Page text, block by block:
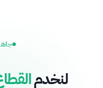
لنخدم